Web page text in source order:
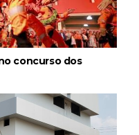
concurso dos